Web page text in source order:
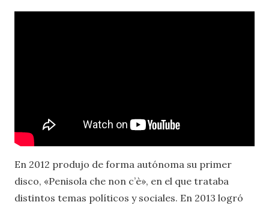
En 2012 produjo de forma autónoma su primer
disco, «Penisola che non c’è», en el que trataba
distintos temas políticos y sociales. En 2013 logró